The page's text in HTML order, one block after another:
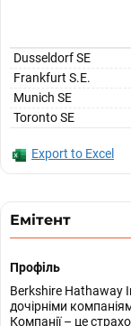
Dusseldorf SE
Frankfurt S.E.
Munich SE
Toronto SE
Export to Excel
Емітент
Профіль
Berkshire Hathaway
дочірніми
Компанії – це